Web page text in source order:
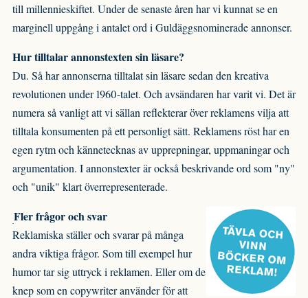
till millennieskiftet. Under de senaste åren har vi kunnat se en
marginell uppgång i antalet ord i Guldäggsnominerade annonser.
Hur tilltalar annonstexten sin läsare?
Du. Så har annonserna tilltalat sin läsare sedan den kreativa
revolutionen under 1960-talet. Och avsändaren har varit vi. Det är
numera så vanligt att vi sällan reflekterar över reklamens vilja att
tilltala konsumenten på ett personligt sätt. Reklamens röst har en
egen rytm och kännetecknas av upprepningar, uppmaningar och
argumentation. I annonstexter är också beskrivande ord som "ny"
och "unik" klart överrepresenterade.
Fler frågor och svar
Reklamiska ställer och svarar på många
andra viktiga frågor. Som till exempel hur
humor tar sig uttryck i reklamen. Eller om de
knep som en copywriter använder för att